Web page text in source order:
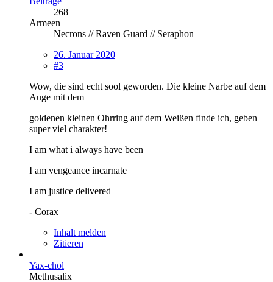
268
Armeen
Necrons // Raven Guard // Seraphon
26. Januar 2020
#3
Wow, die sind echt sool geworden. Die kleine Narbe auf dem
Auge mit dem
goldenen kleinen Ohrring auf dem Weißen finde ich, geben
super viel charakter!
I am what i always have been
I am vengeance incarnate
I am justice delivered
- Corax
Inhalt melden
Zitieren
Yax-chol
Methusalix